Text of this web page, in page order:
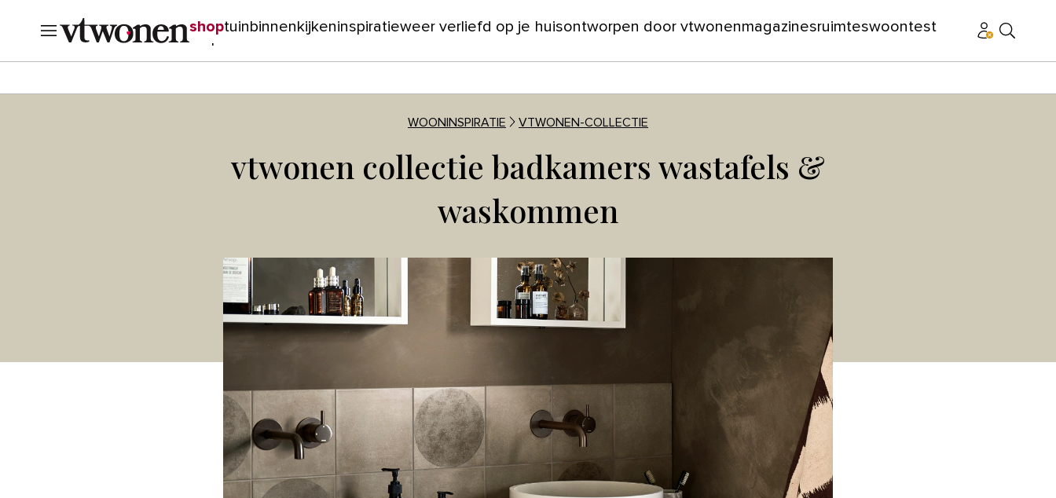
shoptuin binnenkijkeninspiratieweer verliefd op je huisontworpen door vtwonenmagazinesruimteswoontest
verbouwen
WOONINSPIRATIE VTWONEN-COLLECTIE
vtwonen collectie badkamers wastafels &
waskommen